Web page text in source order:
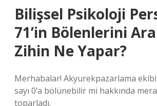
Bilişsel Psikoloji
71’in Bölenlerini
Zihin Ne Yapar?
Merhabalar! Akyurekpazarlama ekibi
sayı 0’a bölünebilir mi hakkında
toparladı.